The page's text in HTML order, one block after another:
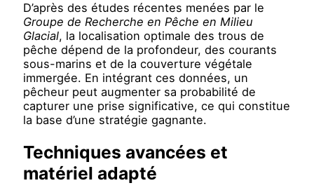
D’après des études récentes menées par le
Groupe de Recherche en Pêche en Milieu
Glacial, la localisation optimale des trous de
pêche dépend de la profondeur, des courants
sous-marins et de la couverture végétale
immergée. En intégrant ces données, un
pêcheur peut augmenter sa probabilité de
capturer une prise significative, ce qui constitue
la base d’une stratégie gagnante.
Techniques avancées et
matériel adapté